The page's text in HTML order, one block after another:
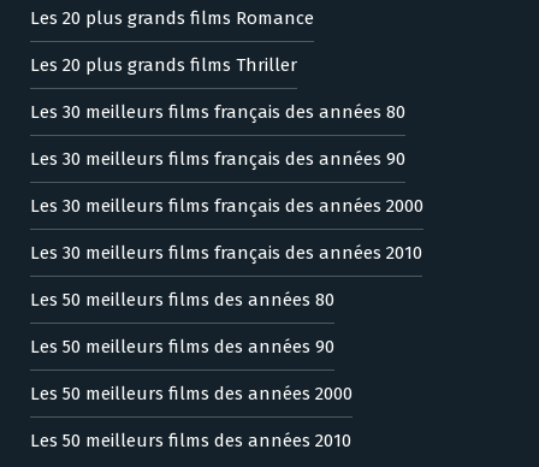
Les 20 plus grands films Romance
Les 20 plus grands films Thriller
Les 30 meilleurs films français des années 80
Les 30 meilleurs films français des années 90
Les 30 meilleurs films français des années 2000
Les 30 meilleurs films français des années 2010
Les 50 meilleurs films des années 80
Les 50 meilleurs films des années 90
Les 50 meilleurs films des années 2000
Les 50 meilleurs films des années 2010